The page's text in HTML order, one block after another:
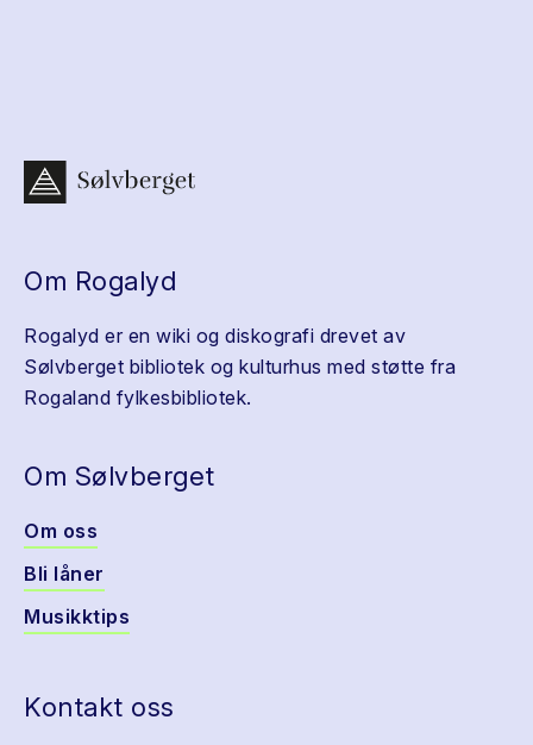
Om Rogalyd
Rogalyd er en wiki og diskografi drevet av
Sølvberget bibliotek og kulturhus med støtte fra
Rogaland fylkesbibliotek.
Om Sølvberget
Om oss
Bli låner
Musikktips
Kontakt oss